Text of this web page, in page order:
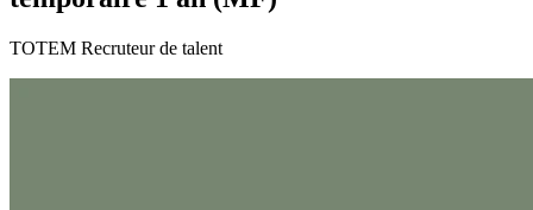
TOTEM Recruteur de talent